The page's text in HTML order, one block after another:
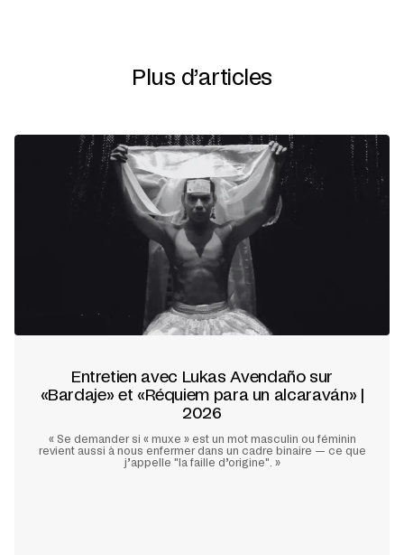
Plus d’articles
Entretien avec Lukas Avendaño sur
«Bardaje» et «Réquiem para un alcaraván» |
2026
« Se demander si « muxe » est un mot masculin ou féminin
revient aussi à nous enfermer dans un cadre binaire — ce que
j’appelle "la faille d’origine". »